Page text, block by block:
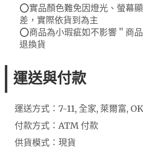
⭕實品顏色難免因燈光、螢幕
差，實際依貨到為主
⭕商品為小瑕疵如不影響＂商
退換貨
運送與付款
運送方式：7-11, 全家, 萊爾富,
付款方式：ATM 付款
供貨模式：現貨